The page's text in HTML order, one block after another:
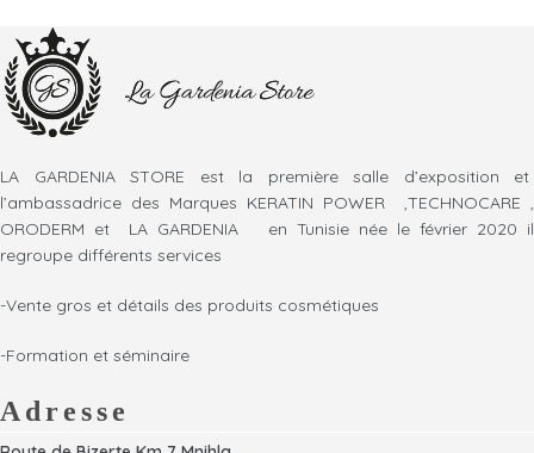
LA GARDENIA STORE est la première salle d’exposition et
l’ambassadrice des Marques KERATIN POWER ,TECHNOCARE ,
ORODERM et LA GARDENIA en Tunisie née le février 2020 il
regroupe différents services
-Vente gros et détails des produits cosmétiques
-Formation et séminaire
Adresse